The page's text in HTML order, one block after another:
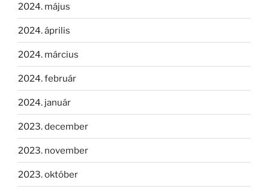
2024. május
2024. április
2024. március
2024. február
2024. január
2023. december
2023. november
2023. október